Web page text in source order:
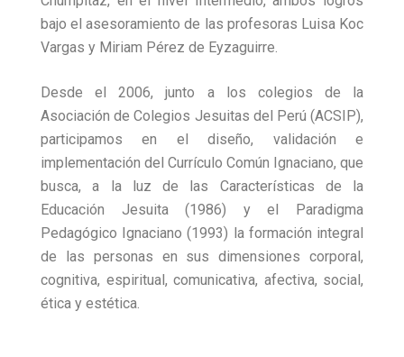
bajo el asesoramiento de las profesoras Luisa Koc
Vargas y Miriam Pérez de Eyzaguirre.
Desde el 2006, junto a los colegios de la
Asociación de Colegios Jesuitas del Perú (ACSIP),
participamos en el diseño, validación e
implementación del Currículo Común Ignaciano, que
busca, a la luz de las Características de la
Educación Jesuita (1986) y el Paradigma
Pedagógico Ignaciano (1993) la formación integral
de las personas en sus dimensiones corporal,
cognitiva, espiritual, comunicativa, afectiva, social,
ética y estética.